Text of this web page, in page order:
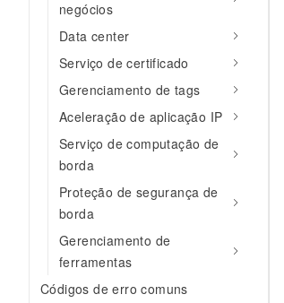
negócios
Data center
Serviço de certificado
Gerenciamento de tags
Aceleração de aplicação IP
Serviço de computação de
borda
Proteção de segurança de
borda
Gerenciamento de
ferramentas
Códigos de erro comuns